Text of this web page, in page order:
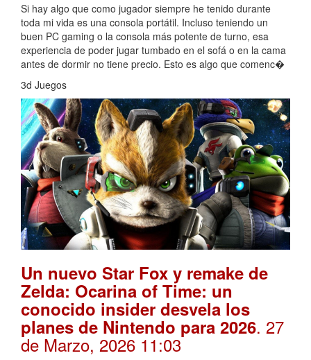
Si hay algo que como jugador siempre he tenido durante
toda mi vida es una consola portátil. Incluso teniendo un
buen PC gaming o la consola más potente de turno, esa
experiencia de poder jugar tumbado en el sofá o en la cama
antes de dormir no tiene precio. Esto es algo que comenc�
3d Juegos
Un nuevo Star Fox y remake de
Zelda: Ocarina of Time: un
conocido insider desvela los
planes de Nintendo para 2026. 27
de Marzo, 2026 11:03